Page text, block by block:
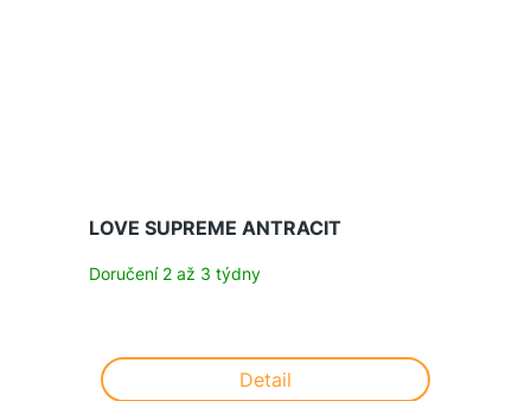
LOVE SUPREME ANTRACIT
Doručení 2 až 3 týdny
Detail